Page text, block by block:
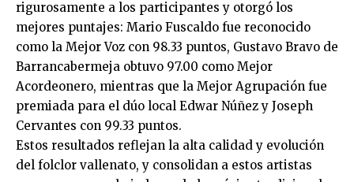
rigurosamente a los participantes y otorgó los
mejores puntajes: Mario Fuscaldo fue reconocido
como la Mejor Voz con 98.33 puntos, Gustavo Bravo de
Barrancabermeja obtuvo 97.00 como Mejor
Acordeonero, mientras que la Mejor Agrupación fue
premiada para el dúo local Edwar Núñez y Joseph
Cervantes con 99.33 puntos.
Estos resultados reflejan la alta calidad y evolución
del folclor vallenato, y consolidan a estos artistas